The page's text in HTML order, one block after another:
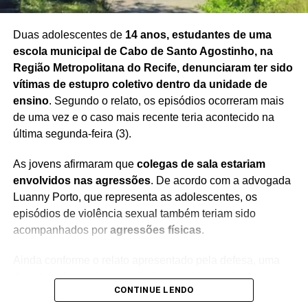
Duas adolescentes de 14 anos, estudantes de uma
escola municipal de Cabo de Santo Agostinho, na
Região Metropolitana do Recife, denunciaram ter sido
vítimas de estupro coletivo dentro da unidade de
ensino. Segundo o relato, os episódios ocorreram mais
de uma vez e o caso mais recente teria acontecido na
última segunda-feira (3).
As jovens afirmaram que colegas de sala estariam
envolvidos nas agressões. De acordo com a advogada
Luanny Porto, que representa as adolescentes, os
episódios de violência sexual também teriam sido
acompanhados por agressões físicas.
das situações teria ocorrido durante o intervalo. As
adolescentes estariam na sala de aula quando, segundo
CONTINUE LENDO